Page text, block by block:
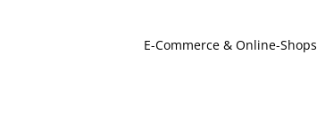
E-Commerce & Online-Shops